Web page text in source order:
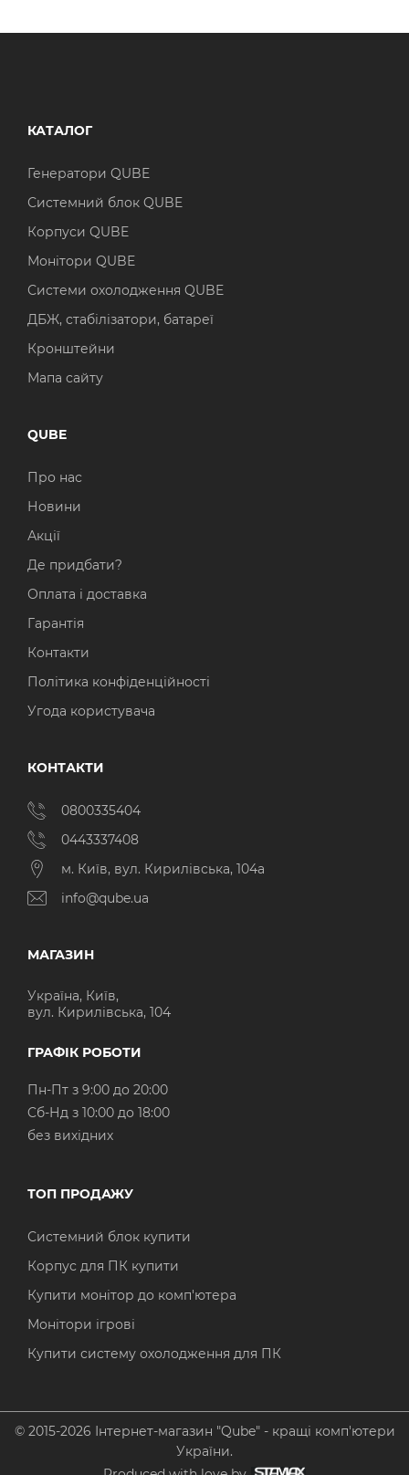
КАТАЛОГ
Генератори QUBE
Системний блок QUBE
Корпуси QUBE
Монітори QUBE
Системи охолодження QUBE
ДБЖ, стабілізатори, батареї
Кронштейни
Мапа сайту
QUBE
Про нас
Новини
Акції
Де придбати?
Оплата і доставка
Гарантія
Контакти
Політика конфіденційності
Угода користувача
КОНТАКТИ
0800335404
0443337408
м. Київ, вул. Кирилівська, 104а
info@qube.ua
МАГАЗИН
Україна, Київ,
вул. Кирилівська, 104
ГРАФІК РОБОТИ
Пн-Пт з 9:00 до 20:00
Cб-Нд з 10:00 до 18:00
без вихідних
ТОП ПРОДАЖУ
Системний блок купити
Корпус для ПК купити
Купити монітор до комп'ютера
Монітори ігрові
Купити систему охолодження для ПК
© 2015-2026 Інтернет-магазин "Qube" - кращі комп'ютери
України.